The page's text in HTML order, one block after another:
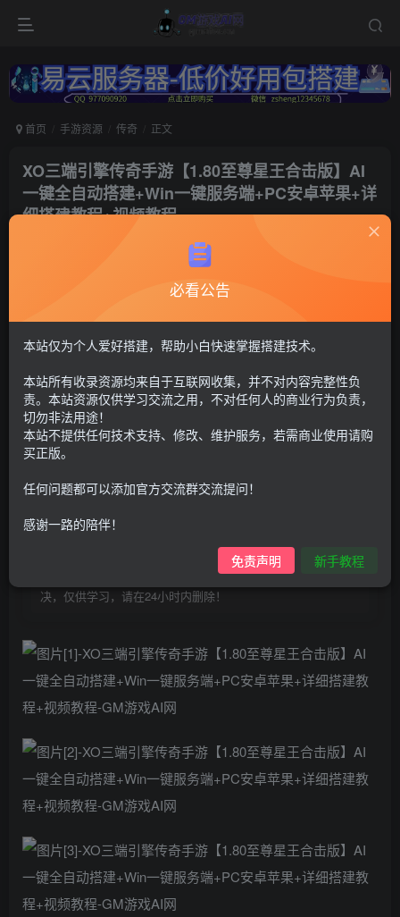
首页 手游资源 传奇 正文
XO三端引擎传奇手游【1.80至尊星王合击版】AI
一键全自动搭建+Win一键服务端+PC安卓苹果+详
细搭建教程+视频教程
战神传奇76
G币30 限时特惠
G币100
个人会员G币9.9 至尊会员 免费
购买前请先看完新手教程,未认真看完一切问题自行解决
点击查看
仅支持云服务器搭建，适用于小白快速搭建，只能确保安卓正
常进入游戏和后台使用，如有苹果请自测，游戏多少自带一些
bug，若后面因为bug或者其他原因导致游戏无法进入请自行解
决，仅供学习，请在24小时内删除！
付费资源
必看公告
本站仅为个人爱好搭建，帮助小白快速掌握搭建技术。
本站所有收录资源均来自于互联网收集，并不对内容完整性负
责。本站资源仅供学习交流之用，不对任何人的商业行为负责，
切勿非法用途！
本站不提供任何技术支持、修改、维护服务，若需商业使用请购
买正版。
任何问题都可以添加官方交流群交流提问！
感谢一路的陪伴！
免责声明 新手教程